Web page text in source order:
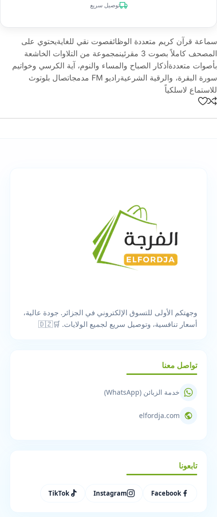
توصيل سريع
سماعة قرآن كريم متعددة الوظائفصوت نقي للغايةيحتوي على
المصحف كاملاً بصوت 3 مقرئينمجموعة من التلاوات الخاشعة
بأصوات متعددةأذكار الصباح والمساء والنوم، آية الكرسي وخواتيم
سورة البقرة، والرقية الشرعيةراديو FM مدمجاتصال بلوتوث
للاستماع لاسلكياً
وجهتكم الأولى للتسوق الإلكتروني في الجزائر. جودة عالية،
أسعار تنافسية، وتوصيل سريع لجميع الولايات. 🛒🇩🇿
تواصل معنا
خدمة الزبائن (WhatsApp)
elfordja.com
تابعونا
Facebook
Instagram
TikTok